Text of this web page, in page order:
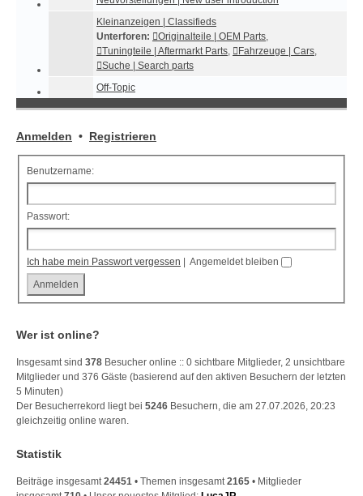
Kleinanzeigen | Classifieds
Unterforen:
Originalteile | OEM Parts,
Tuningteile | Aftermarkt Parts, Fahrzeuge | Cars,
Suche | Search parts
Off-Topic
Anmelden • Registrieren
Benutzername:
Passwort:
Ich habe mein Passwort vergessen Angemeldet bleiben
Wer ist online?
Insgesamt sind 378 Besucher online :: 0 sichtbare Mitglieder, 2 unsichtbare
Mitglieder und 376 Gäste (basierend auf den aktiven Besuchern der letzten
5 Minuten)
Der Besucherrekord liegt bei 5246 Besuchern, die am 27.07.2026, 20:23
gleichzeitig online waren.
Statistik
Beiträge insgesamt 24451 • Themen insgesamt 2165 • Mitglieder